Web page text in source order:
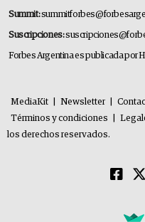
Summit:
Suscripciones:
Forbes Argentina es publicada por
MediaKit Newsletter
Términos y condiciones
los derechos reservados.